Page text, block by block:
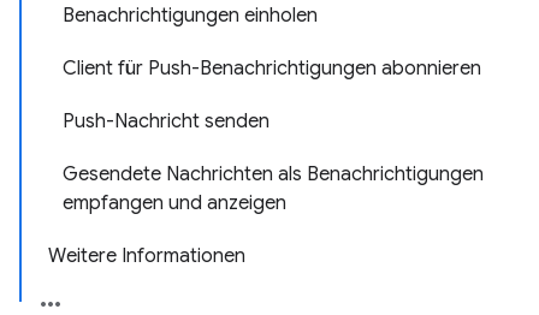
Benachrichtigungen einholen
Client für Push-Benachrichtigungen abonnieren
Push-Nachricht senden
Gesendete Nachrichten als Benachrichtigungen
empfangen und anzeigen
Weitere Informationen